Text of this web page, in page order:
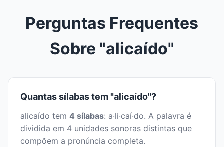
Perguntas Frequentes
Sobre "alicaído"
Quantas sílabas tem "alicaído"?
alicaído tem 4 sílabas: a·li·caí·do. A palavra é
dividida em 4 unidades sonoras distintas que
compõem a pronúncia completa.